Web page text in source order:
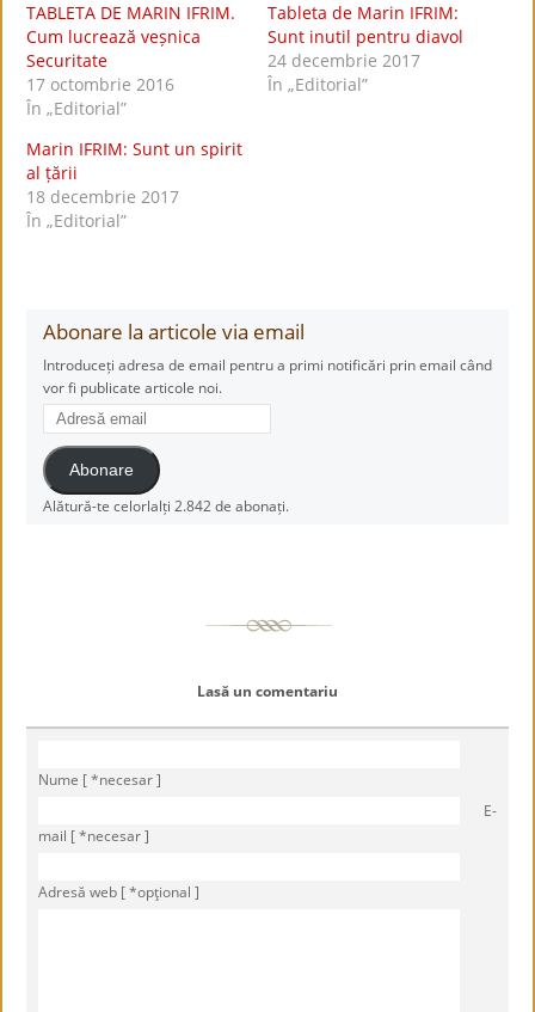
TABLETA DE MARIN IFRIM.
Cum lucrează veșnica
Securitate
17 octombrie 2016
În „Editorial”
Tableta de Marin IFRIM:
Sunt inutil pentru diavol
24 decembrie 2017
În „Editorial”
Marin IFRIM: Sunt un spirit
al țării
18 decembrie 2017
În „Editorial”
Abonare la articole via email
Introduceți adresa de email pentru a primi notificări prin email când
vor fi publicate articole noi.
Adresă
email
Abonare
Alătură-te celorlalți 2.842 de abonați.
Lasă un comentariu
Nume [ *necesar ]
E-
mail [ *necesar ]
Adresă web [ *opţional ]